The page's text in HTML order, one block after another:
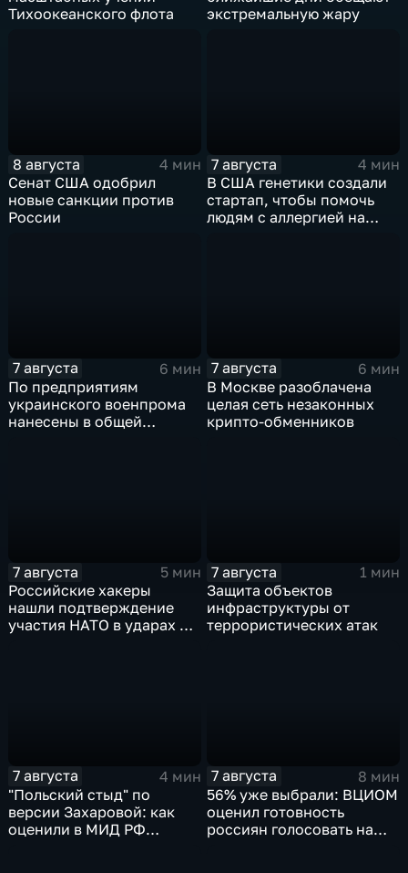
Тихоокеанского флота
экстремальную жару
8 августа
4 мин
Сенат США одобрил
новые санкции против
России
7 августа
4 мин
В США генетики создали
стартап, чтобы помочь
людям с аллергией на
7 августа
6 мин
По предприятиям
украинского военпрома
нанесены в общей
7 августа
6 мин
В Москве разоблачена
целая сеть незаконных
крипто-обменников
7 августа
5 мин
Российские хакеры
нашли подтверждение
участия НАТО в ударах по
7 августа
1 мин
Защита объектов
инфраструктуры от
террористических атак
7 августа
4 мин
"Польский стыд" по
версии Захаровой: как
оценили в МИД РФ
7 августа
8 мин
56% уже выбрали: ВЦИОМ
оценил готовность
россиян голосовать на